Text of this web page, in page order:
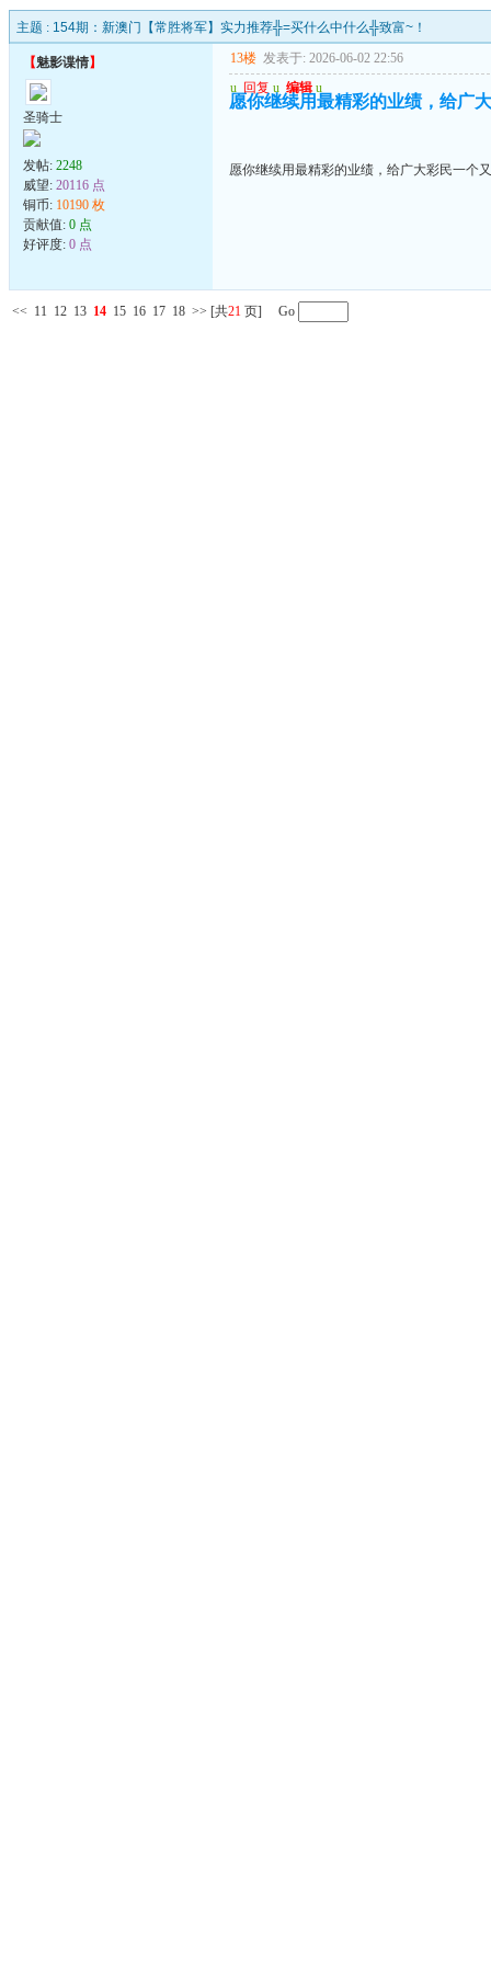
主题 : 154期：新澳门【常胜将军】实力推荐╬=买什么中什么╬致富~！
【魅影谍情】
圣骑士
发帖: 2248
威望: 20116 点
铜币: 10190 枚
贡献值: 0 点
好评度: 0 点
13楼 发表于: 2026-06-02 22:56
u 回复 u 编辑 u
愿你继续用最精彩的业绩，给广
愿你继续用最精彩的业绩，给广大彩民一个
<< 11 12 13 14 15 16 17 18 >> [共21 页] Go